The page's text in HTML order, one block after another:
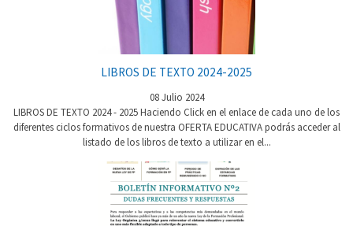
LIBROS DE TEXTO 2024-2025
08 Julio 2024
LIBROS DE TEXTO 2024 - 2025 Haciendo Click en el enlace de cada uno de los
diferentes ciclos formativos de nuestra OFERTA EDUCATIVA podrás acceder al
listado de los libros de texto a utilizar en el...